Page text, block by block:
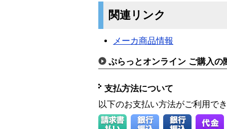
関連リンク
メーカ商品情報
ぷらっとオンライン ご購入の
支払方法について
以下のお支払い方法がご利用で